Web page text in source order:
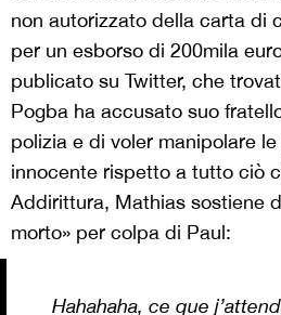
non autorizzato della carta di
per un esborso di 200mila
publicato su Twitter, che
Pogba ha accusato suo
polizia e di voler manipolare
innocente rispetto a tutto ciò
Addirittura, Mathias sostiene
morto» per colpa di Paul:
Hahahaha, ce que